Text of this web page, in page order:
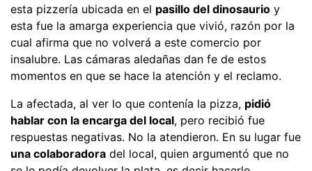
esta pizzería ubicada en el pasillo del dinosaurio y
esta fue la amarga experiencia que vivió, razón por la
cual afirma que no volverá a este comercio por
insalubre. Las cámaras aledañas dan fe de estos
momentos en que se hace la atención y el reclamo.
La afectada, al ver lo que contenía la pizza, pidió
hablar con la encarga del local, pero recibió fue
respuestas negativas. No la atendieron. En su lugar fue
una colaboradora del local, quien argumentó que no